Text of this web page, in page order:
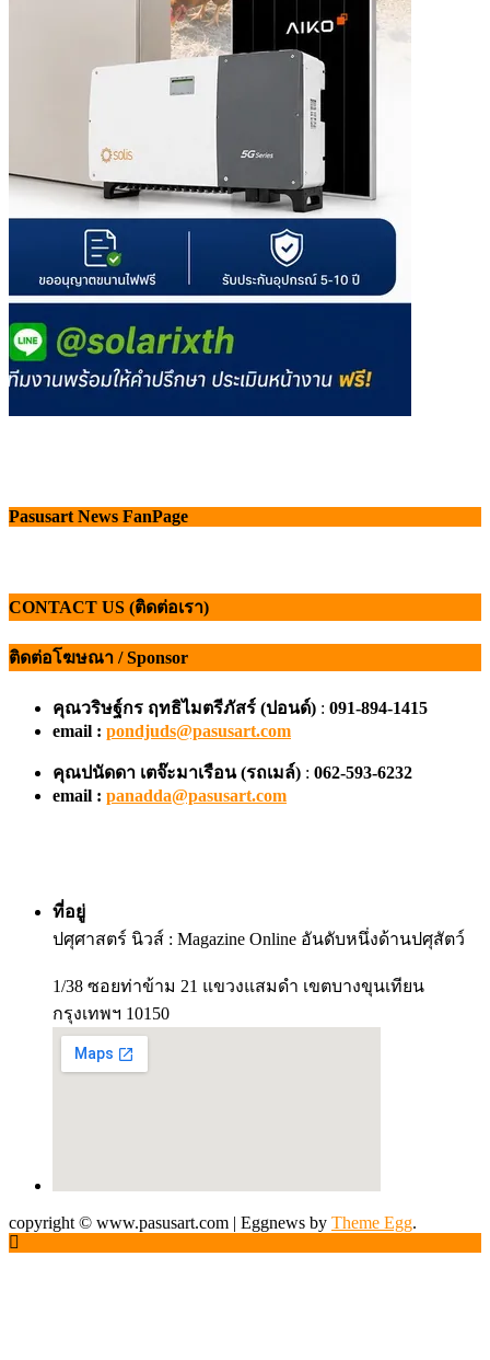
Pasusart News FanPage
CONTACT US (ติดต่อเรา)
ติดต่อโฆษณา / Sponsor
คุณวริษฐ์กร ฤทธิไมตรีภัสร์ (ปอนด์) : 091-894-1415
email : pondjuds@pasusart.com
คุณปนัดดา เตจ๊ะมาเรือน (รถเมล์) : 062-593-6232
email : panadda@pasusart.com
ที่อยู่
ปศุศาสตร์ นิวส์ : Magazine Online อันดับหนึ่งด้านปศุสัตว์
1/38 ซอยท่าข้าม 21 แขวงแสมดำ เขตบางขุนเทียน
กรุงเทพฯ 10150
copyright © www.pasusart.com | Eggnews by Theme Egg.